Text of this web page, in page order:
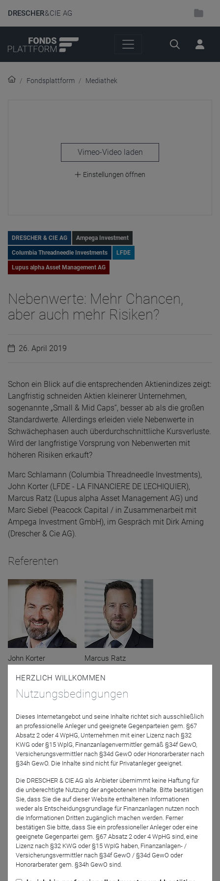
DRESCHER& CIE AG
Suche
Fondsplattform Mediathek
laden
Einstellungen öffnen
DRESCHER & CIE AG Ampega Investment
Columbia Threadneedle Investments LFDE
Lupus alpha Asset Management AG
Nebenwerte: Mehr Chancen,
aber auch mehr Risiken?
26. April 2019
Schon ein Blick auf die entsprechenden Aktienindizes zeigt:
Langfristig schneiden Aktien kleinerer Unternehmen,
sogenannte „Small & Mid Caps“, besser ab als die großen
Standardwerte. Allerdings erleiden viele Nebenwerte in
Schwächephasen auch überdurchschnittliche Kursverluste.
Wird der langfristige Vorsprung von Nebenwerten mit
höheren Risiken erkauft?
Marc Schlamann (Columbia Threadneedle Investments),
John Korter (LFDE - LA FINANCIERE DE L'ECHIQUIER),
Marcus Ratz (Lupus alpha Asset Management AG) und
Marc Siebel (Peacock Capital / in Zusammenarbeit mit
Ampega Investment GmbH), im Gespräch mit Dirk Arning
(Drescher & Cie AG).
Referenten
John Korter Marcus Ratz
Management AG
Marc Siebel
Peacock Capital / in
Zusammenarbeit mit
Ampega Investment
Marc Schlamann
M&G Luxembourg S.A.
Moderation
HERZLICH WILLKOMMEN
Nutzungsbedingungen
Dieses Internetangebot und seine Inhalte richtet sich ausschließlich
an professionelle Anleger und geeignete Gegenparteien gem. §67
Absatz 2 oder 4 WpHG, Unternehmen mit einer Lizenz nach §32
KWG oder §15 WplG, Finanzanlagenvermittler gemäß §34f GewO,
Versicherungsvermittler nach §34d GewO oder Honorarberater nach
§34h GewO. Die Inhalte sind nicht für Privatanleger geeignet.
Die DRESCHER & CIE AG als Anbieter übernimmt keine Haftung für
die unberechtigte Nutzung der angebotenen Inhalte. Bitte bestätigen
Sie, dass Sie die auf dieser Website enthaltenen Informationen
weder als Entscheidungsgrundlage für Finanzanlagen nutzen noch
die Informationen Dritten zugänglich machen werden. Ferner
bestätigen Sie bitte, dass Sie ein professioneller Anleger oder eine
geeignete Gegenpartei gem. §67 Absatz 2 oder 4 WpHG sind, eine
Lizenz nach §32 KWG oder §15 WpIG haben, Finanzanlagen- /
Versicherungsvermittler nach §34f GewO / §34d GewO oder
Honorarberater gem. §34h GewO sind.